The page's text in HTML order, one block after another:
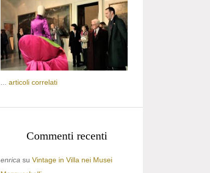
articoli correlati
Commenti recenti
enrica su Vintage in Villa nei Musei